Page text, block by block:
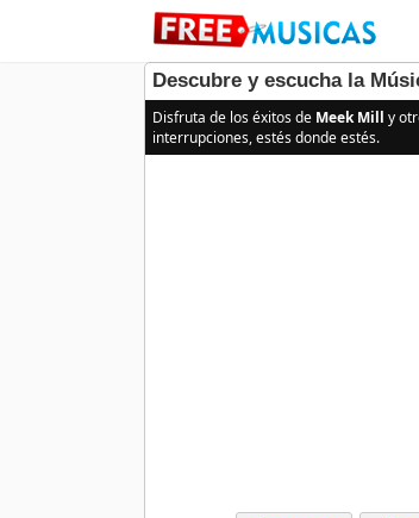
Descubre y escucha la
Disfruta de los éxitos de Meek Mill y
interrupciones, estés donde estés.